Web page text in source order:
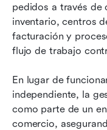
pedidos a través de
inventario, centros
facturación y
flujo de trabajo
En lugar de
independiente, la
como parte de un
comercio,